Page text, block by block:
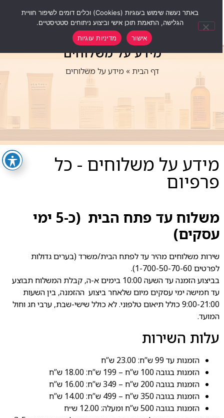
מידע על משלוחים
דף הבית» מידע על משלוחים
מידע על משלוחים - כל
פרפיום
משלוח עד פתח הבית (כ-5 ימי
עסקים)
שירות משלוחים מהיר עד לפתח הבית/משרד (בערים גדולות
לפרטים 1-700-50-70-60).
בביצוע הזמנה עד השעה 10:00 בימים א-ה, קבלת המשלוח תבוצע
עד חמישה ימי עסקים מיום שלאחר ביצוע ההזמנה, בין השעות
9:00-21:00 כולל תיאום טלפוני. לא כולל שישי-שבת, ערבי חג וחול
המועד.
עלות השירות
הזמנות עד 99 ש”ח: 23.00 ש”ח
הזמנות בגובה 100 ש”ח – 199 ש”ח: 18.00 ש”ח
הזמנות בגובה 200 ש”ח – 349 ש”ח: 16.00 ש”ח
הזמנות בגובה 350 ש”ח – 499 ש”ח: 14.00 ש”ח
הזמנות בגובה 500 ש”ח ומעלה: 12.00 ש״ח
באתר נעשה שימוש בעוגיות (Cookies) וכלים דומים לשיפור חוויית
הגלישה, התאמת תוכן אישי וביצוע ניתוחים סטטיסטיים.
אישור
מדיניות עוגיות